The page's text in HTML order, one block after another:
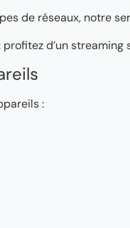
de réseaux, notre
d’un
: